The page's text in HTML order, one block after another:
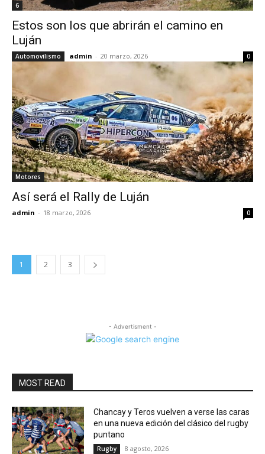
6
Estos son los que abrirán el camino en
Luján
Automovilismo admin - 20 marzo, 2026 0
Motores
Así será el Rally de Luján
admin - 18 marzo, 2026 0
1 2 3
- Advertisment -
MOST READ
Chancay y Teros vuelven a verse las caras
en una nueva edición del clásico del rugby
puntano
Rugby 8 agosto, 2026